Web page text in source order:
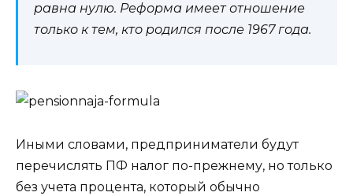
равна нулю. Реформа имеет отношение
только к тем, кто родился после 1967 года.
Иными словами, предприниматели будут
перечислять ПФ налог по-прежнему, но только
без учета процента, который обычно